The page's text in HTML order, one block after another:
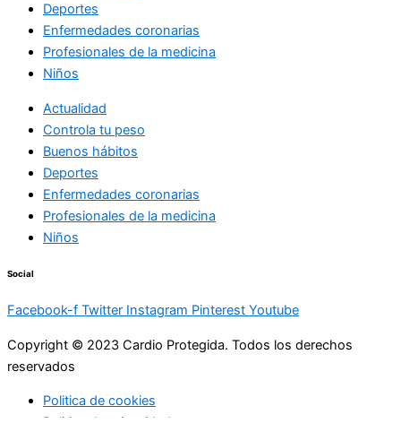
Deportes
Enfermedades coronarias
Profesionales de la medicina
Niños
Actualidad
Controla tu peso
Buenos hábitos
Deportes
Enfermedades coronarias
Profesionales de la medicina
Niños
Social
Facebook-f Twitter Instagram Pinterest Youtube
Copyright © 2023 Cardio Protegida. Todos los derechos
reservados
Politica de cookies
Politica de privacidad